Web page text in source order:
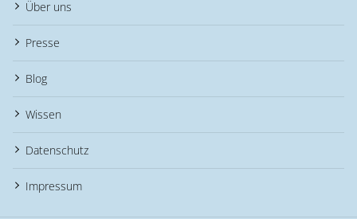
Über uns
Presse
Blog
Wissen
Datenschutz
Impressum